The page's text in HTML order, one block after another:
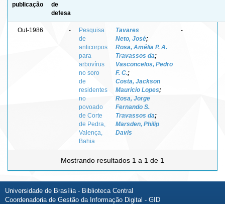
publicação
de
defesa
Out-1986 -
Pesquisa
de
anticorpos
para
arbovírus
no soro
de
residentes
no
povoado
de Corte
de Pedra,
Valença,
Bahia
Tavares
Neto, José;
Rosa, Amélia P. A.
Travassos da;
Vasconcelos, Pedro
F. C.;
Costa, Jackson
Mauricio Lopes;
Rosa, Jorge
Fernando S.
Travassos da;
Marsden, Philip
Davis
-
Mostrando resultados 1 a 1 de 1
Universidade de Brasília - Biblioteca Central
Coordenadoria de Gestão da Informação Digital - GID